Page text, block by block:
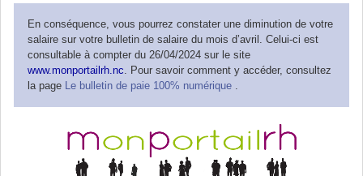
En conséquence, vous pourrez constater une diminution de votre
salaire sur votre bulletin de salaire du mois d’avril. Celui-ci est
consultable à compter du 26/04/2024 sur le site
www.monportailrh.nc. Pour savoir comment y accéder, consultez
la page Le bulletin de paie 100% numérique .